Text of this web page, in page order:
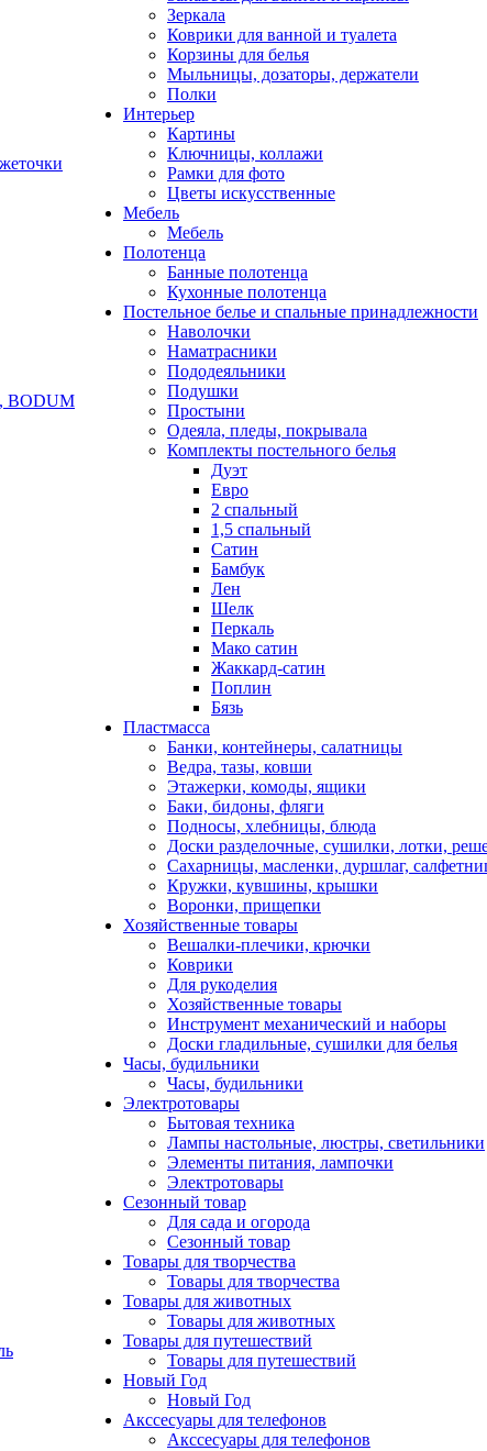
BODUM
Зеркала
Коврики для ванной и туалета
Корзины для белья
Мыльницы, дозаторы, держатели
Полки
Интерьер
Картины
Ключницы, коллажи
Рамки для фото
Цветы искусственные
Мебель
Мебель
Полотенца
Банные полотенца
Кухонные полотенца
Постельное белье и спальные принадлежности
Наволочки
Наматрасники
Пододеяльники
Подушки
Простыни
Одеяла, пледы, покрывала
Комплекты постельного белья
Дуэт
Евро
2 спальный
1,5 спальный
Сатин
Бамбук
Лен
Шелк
Перкаль
Мако сатин
Жаккард-сатин
Поплин
Бязь
Пластмасса
Банки, контейнеры, салатницы
Ведра, тазы, ковши
Этажерки, комоды, ящики
Баки, бидоны, фляги
Подносы, хлебницы, блюда
Доски разделочные, сушилки, лотки,
Сахарницы, масленки, дуршлаг,
Кружки, кувшины, крышки
Воронки, прищепки
Хозяйственные товары
Вешалки-плечики, крючки
Коврики
Для рукоделия
Хозяйственные товары
Инструмент механический и наборы
Доски гладильные, сушилки для белья
Часы, будильники
Часы, будильники
Электротовары
Бытовая техника
Лампы настольные, люстры, светильники
Элементы питания, лампочки
Электротовары
Сезонный товар
Для сада и огорода
Сезонный товар
Товары для творчества
Товары для творчества
Товары для животных
Товары для животных
Товары для путешествий
Товары для путешествий
Новый Год
Новый Год
Акссесуары для телефонов
Акссесуары для телефонов